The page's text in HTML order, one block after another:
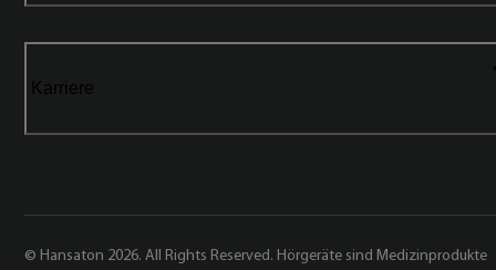
Karriere
© Hansaton 2026. All Rights Reserved. Hörgeräte sind Medizinprodukte